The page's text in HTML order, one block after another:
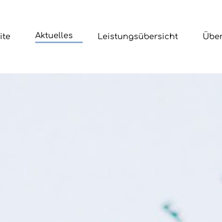
Aktuelles Leistungsübersicht